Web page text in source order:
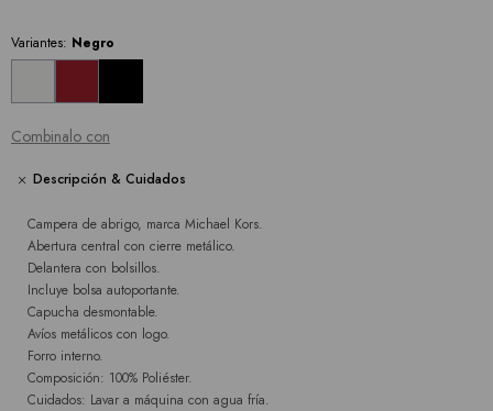
Variantes: Negro
Combinalo con
Descripción & Cuidados
Campera de abrigo, marca Michael Kors.
Abertura central con cierre metálico.
Delantera con bolsillos.
Incluye bolsa autoportante.
Capucha desmontable.
Avíos metálicos con logo.
Forro interno.
Composición: 100% Poliéster.
Cuidados: Lavar a máquina con agua fría.